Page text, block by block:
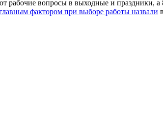
рабочие вопросы в выходные и праздники, а
фактором при выборе работы назвали